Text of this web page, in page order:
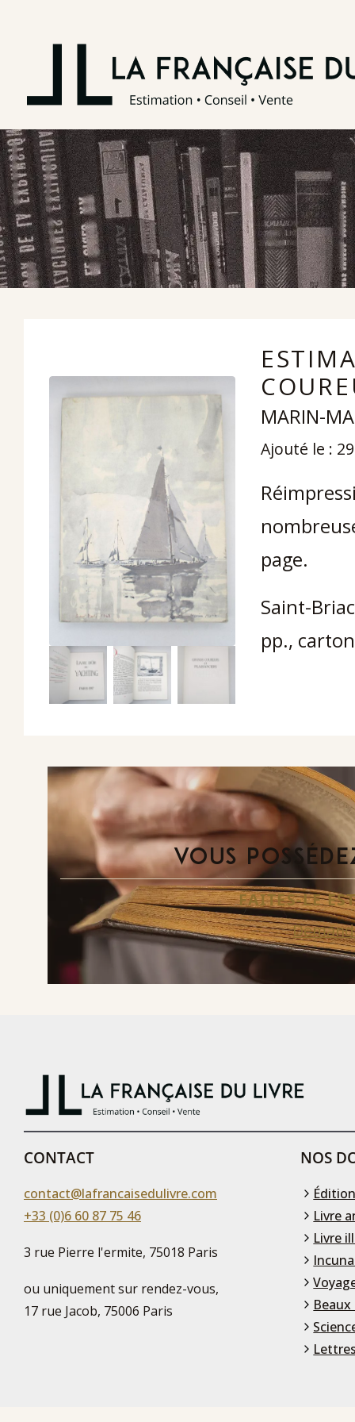
MARIN-
Ajouté le :
page.
Saint-
pp.,
VOUS
FAITES-LE
CONTACT
contact@lafrancaisedulivre.com
+33 (0)6 60 87 75 46
3 rue Pierre l'ermite, 75018 Paris
ou uniquement sur rendez-vous,
17 rue Jacob, 75006 Paris
NOS
Livre
Livre